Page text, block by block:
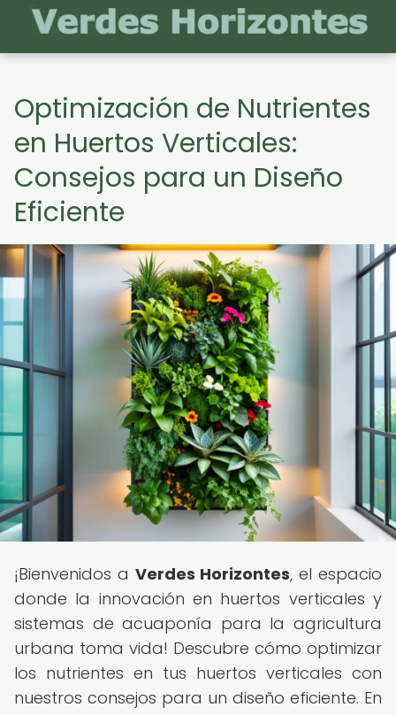
Optimización de Nutrientes
en Huertos Verticales:
Consejos para un Diseño
Eficiente
¡Bienvenidos a Verdes Horizontes, el espacio
donde la innovación en huertos verticales y
sistemas de acuaponía para la agricultura
urbana toma vida! Descubre cómo optimizar
los nutrientes en tus huertos verticales con
nuestros consejos para un diseño eficiente. En